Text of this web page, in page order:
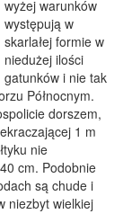
wyżej warunków
występują w
skarlałej formie w
niedużej ilości
gatunków i nie tak
Północnym.
dorszem,
1 m
nie
cm. Podobnie
są chude i
niezbyt wielkiej